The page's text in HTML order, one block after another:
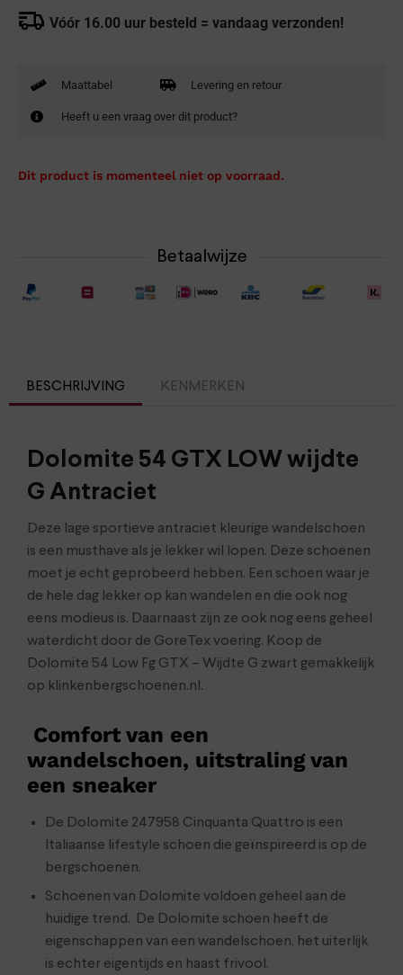
Vóór 16.00 uur besteld = vandaag verzonden!
Maattabel Levering en retour
Heeft u een vraag over dit product?
Dit product is momenteel niet op voorraad.
Betaalwijze
BESCHRIJVING KENMERKEN
Dolomite 54 GTX LOW wijdte
G Antraciet
Deze lage sportieve antraciet kleurige wandelschoen
is een musthave als je lekker wil lopen. Deze schoenen
moet je echt geprobeerd hebben. Een schoen waar je
de hele dag lekker op kan wandelen en die ook nog
eens modieus is. Daarnaast zijn ze ook nog eens geheel
waterdicht door de GoreTex voering. Koop de
Dolomite 54 Low Fg GTX – Wijdte G zwart gemakkelijk
op klinkenbergschoenen.nl.
Comfort van een
wandelschoen, uitstraling van
een sneaker
De Dolomite 247958 Cinquanta Quattro is een
Italiaanse lifestyle schoen die geïnspireerd is op de
bergschoenen.
Schoenen van Dolomite voldoen geheel aan de
huidige trend. De Dolomite schoen heeft de
eigenschappen van een wandelschoen, het uiterlijk
is echter eigentijds en haast frivool.